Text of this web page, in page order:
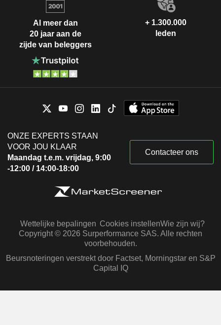
Al meer dan
20 jaar aan de
zijde van beleggers
+ 1.300.000
leden
ONZE EXPERTS STAAN
VOOR JOU KLAAR
Maandag t.e.m. vrijdag, 9:00
-12:00 / 14:00-18:00
Contacteer ons
Wettelijke bepalingen Cookies instellenWie zijn wij?
Copyright © 2026 Surperformance SAS. Alle rechten
voorbehouden.
Beursnoteringen verstrekt door Factset, Morningstar en S&P
Capital IQ